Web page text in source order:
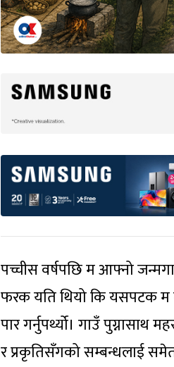
पच्चीस वर्षपछि म आफ्नो
फरक यति थियो कि यसपटक म
पार गर्नुपर्थ्यो। गाउँ
र प्रकृतिसँगको सम्बन्धलाई